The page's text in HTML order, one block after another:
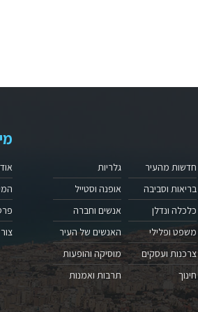
חדשות מהעיר
בריאות וסביבה
כלכלה ונדלן
משפט ופלילי
צרכנות ועסקים
חינוך
גלריות
אופנה וסטייל
אנשים וחברה
האנשים של העיר
מוסיקה והופעות
תרבות ואמנות